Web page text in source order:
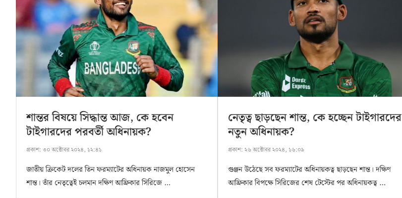
শান্তর বিষয়ে সিদ্ধান্ত আজ, কে হবেন
টাইগারদের পরবর্তী অধিনায়ক?
প্রকাশ: ৩০ অক্টোবর ২০২৪, ১২:৪১
জাতীয় ক্রিকেট দলের তিন ফরম্যাটের অধিনায়ক নাজমুল হোসেন
শান্ত। তাঁর নেতৃত্বেই চলমান দক্ষিণ আফ্রিকার সিরিজে …
নেতৃত্ব ছাড়ছেন শান্ত, কে হচ্ছেন টাইগারদের
নতুন অধিনায়ক?
প্রকাশ: ২৬ অক্টোবর ২০২৪, ১৬:০৯
গুঞ্জন উঠেছে সব ফরম্যাটের অধিনায়কত্ব ছাড়ছেন শান্ত। দক্ষিণ
আফ্রিকার বিপক্ষে সিরিজের শেষ টেস্টের পর অধিনায়কত্ব …